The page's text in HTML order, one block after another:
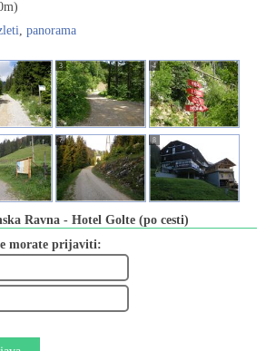
, panorama
3 4
7 8
Ravna - Hotel Golte (po cesti)
morate prijaviti: